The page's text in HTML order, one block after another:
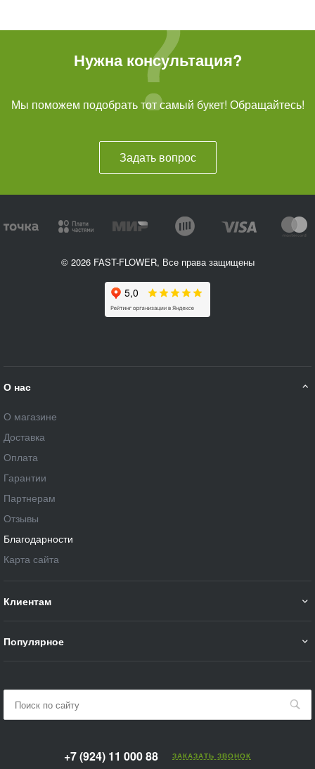
Нужна консультация?
Мы поможем подобрать тот самый букет! Обращайтесь!
Задать вопрос
© 2026 FAST-FLOWER, Все права защищены
О нас
О магазине
Доставка
Оплата
Гарантии
Партнерам
Отзывы
Благодарности
Карта сайта
Клиентам
Популярное
+7 (924) 11 000 88 ЗАКАЗАТЬ ЗВОНОК